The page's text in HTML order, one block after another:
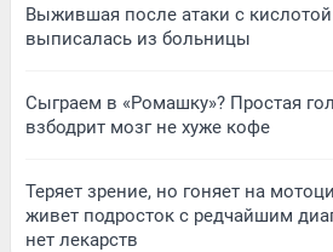
Выжившая после атаки с кислотой
выписалась из больницы
Сыграем в «Ромашку»? Простая
взбодрит мозг не хуже кофе
Теряет зрение, но гоняет на
живет подросток с редчайшим
нет лекарств